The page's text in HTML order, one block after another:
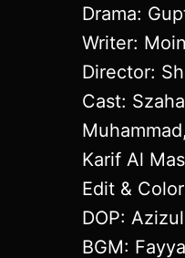
Drama:
Writer:
Director:
Cast:
Karif Al
Edit &
DOP:
BGM: